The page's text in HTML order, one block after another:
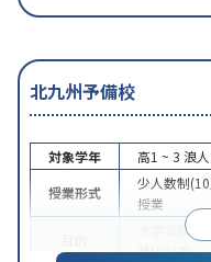
北九州予備校
対象学年 高1 ~ 3 浪
授業形式
少人数制
授業
大学受験
特化対策